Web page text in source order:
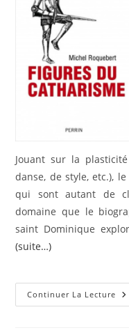
Jouant sur la
danse, de style, etc.),
qui sont autant de
domaine que le
saint Dominique
(suite…)
Continuer La Lecture